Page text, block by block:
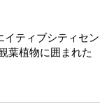
イティブシティセン
葉植物に囲まれた